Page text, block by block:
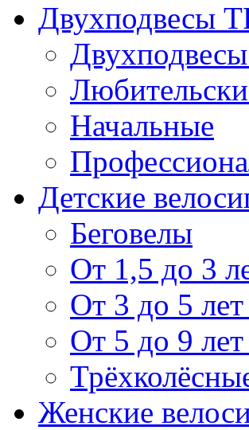
Двухподвесы
Начальные
Детские
Беговелы
От 1,5 до 3
От 3 до 5
От 5 до 9
Женские